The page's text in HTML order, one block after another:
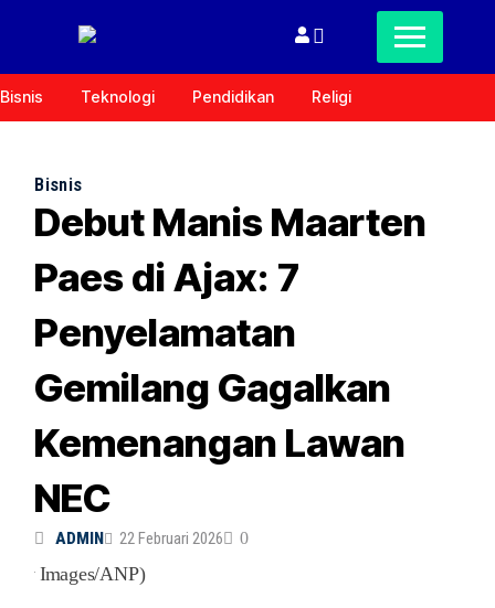
Bisnis Teknologi Pendidikan Religi
Bisnis
Debut Manis Maarten
Paes di Ajax: 7
Penyelamatan
Gemilang Gagalkan
Kemenangan Lawan
NEC
ADMIN 22 Februari 2026 0